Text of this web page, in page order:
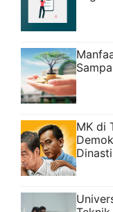
MK di